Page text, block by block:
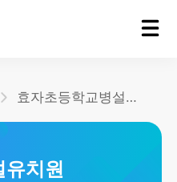
효자초등학교병설유치원
유치원